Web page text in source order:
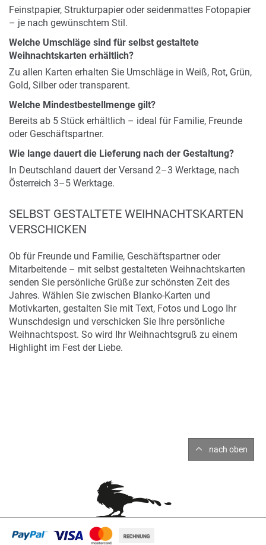
Feinstpapier, Strukturpapier oder seidenmattes Fotopapier
– je nach gewünschtem Stil.
Welche Umschläge sind für selbst gestaltete
Weihnachtskarten erhältlich?
Zu allen Karten erhalten Sie Umschläge in Weiß, Rot, Grün,
Gold, Silber oder transparent.
Welche Mindestbestellmenge gilt?
Bereits ab 5 Stück erhältlich – ideal für Familie, Freunde
oder Geschäftspartner.
Wie lange dauert die Lieferung nach der Gestaltung?
In Deutschland dauert der Versand 2–3 Werktage, nach
Österreich 3–5 Werktage.
SELBST GESTALTETE WEIHNACHTSKARTEN
VERSCHICKEN
Ob für Freunde und Familie, Geschäftspartner oder
Mitarbeitende – mit selbst gestalteten Weihnachtskarten
senden Sie persönliche Grüße zur schönsten Zeit des
Jahres. Wählen Sie zwischen Blanko-Karten und
Motivkarten, gestalten Sie mit Text, Fotos und Logo Ihr
Wunschdesign und verschicken Sie Ihre persönliche
Weihnachtspost. So wird Ihr Weihnachtsgruß zu einem
Highlight im Fest der Liebe.
nach oben